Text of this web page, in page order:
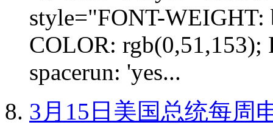
style="FONT-
COLOR:
spacerun: 'yes...
3月15日美国总统每周